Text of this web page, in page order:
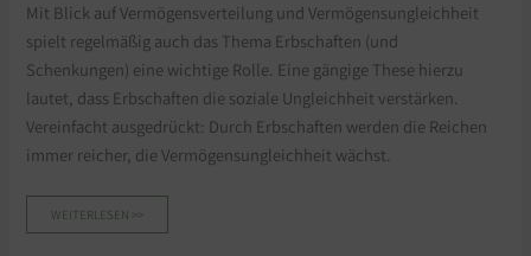
Mit Blick auf Vermögensverteilung und Vermögensungleichheit
spielt regelmäßig auch das Thema Erbschaften (und
Schenkungen) eine wichtige Rolle. Eine gängige These hierzu
lautet, dass Erbschaften die soziale Ungleichheit verstärken.
Vereinfacht ausgedrückt: Durch Erbschaften werden die Reichen
immer reicher, die Vermögensungleichheit wächst.
WEITERLESEN >>